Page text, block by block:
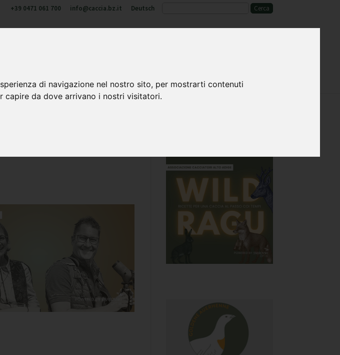
di navigazione nel nostro sito, per mostrarti contenuti
capire da dove arrivano i nostri visitatori.
+39 0471 061 700 info@caccia.bz.it Deutsch